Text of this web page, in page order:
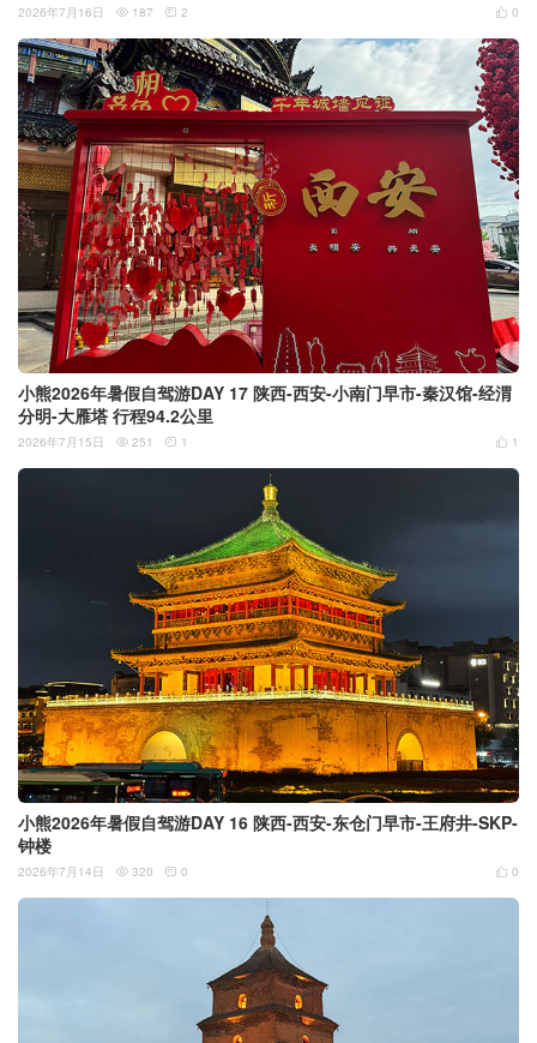
 0
2026年7月16日  187  2
小熊2026年暑假自驾游DAY 17 陕西-西安-小南门早市-秦汉馆-经渭
分明-大雁塔 行程94.2公里
 1
2026年7月15日  251  1
小熊2026年暑假自驾游DAY 16 陕西-西安-东仓门早市-王府井-SKP-
钟楼
 0
2026年7月14日  320  0